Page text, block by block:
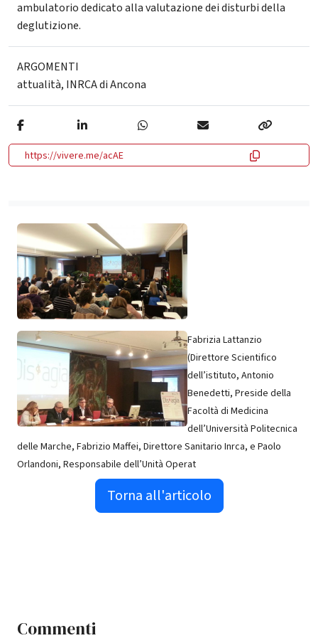
ambulatorio dedicato alla valutazione dei disturbi della
deglutizione.
ARGOMENTI
attualità, INRCA di Ancona
https://vivere.me/acAE
Fabrizia Lattanzio
(Direttore Scientifico
dell’istituto, Antonio
Benedetti, Preside della
Facoltà di Medicina
dell’Università Politecnica
delle Marche, Fabrizio Maffei, Direttore Sanitario Inrca, e Paolo
Orlandoni, Responsabile dell’Unità Operat
Torna all'articolo
Commenti